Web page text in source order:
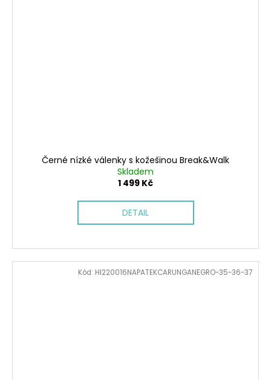
Černé nízké válenky s kožešinou Break&Walk
Skladem
1 499 Kč
DETAIL
Kód: HI220016NAPATEKCARUNGANEGRO-35-36-37